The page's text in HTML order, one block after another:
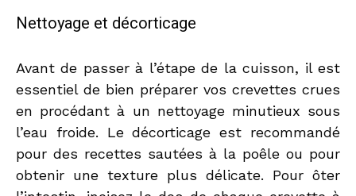
Nettoyage et décorticage
Avant de passer à l’étape de la cuisson, il est
essentiel de bien préparer vos crevettes crues
en procédant à un nettoyage minutieux sous
l’eau froide. Le décorticage est recommandé
pour des recettes sautées à la poêle ou pour
obtenir une texture plus délicate. Pour ôter